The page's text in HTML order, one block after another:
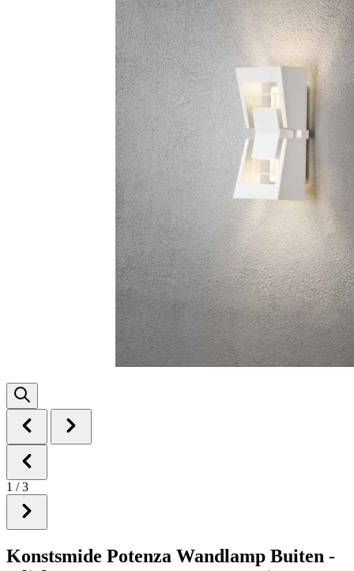
1 / 3
Konstsmide Potenza Wandlamp Buiten -